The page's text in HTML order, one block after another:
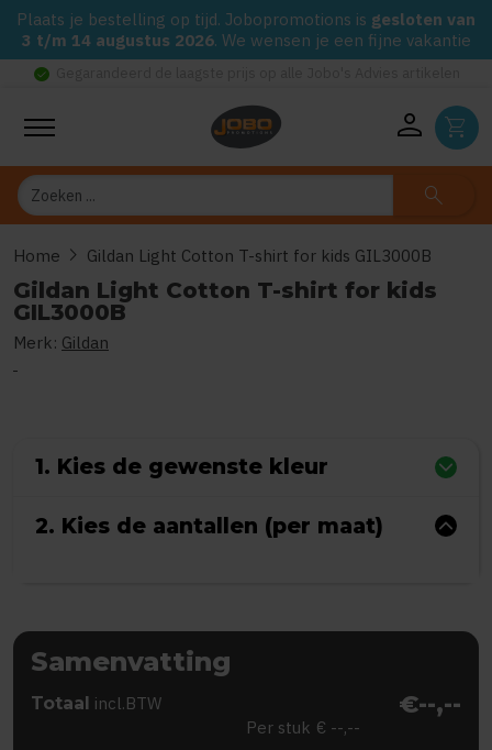
Plaats je bestelling op tijd. Jobopromotions is gesloten van
3 t/m 14 augustus 2026. We wensen je een fijne vakantie
check_circle
person shopping_cart
Zoeken search
Home chevron_right Gildan Light Cotton T-shirt for kids GIL3000B
Gildan Light Cotton T-shirt for kids
GIL3000B
Merk: Gildan
1. Kies de gewenste kleur
2. Kies de aantallen (per maat)
Samenvatting
Totaal incl.BTW €--,--
Per stuk € --,--